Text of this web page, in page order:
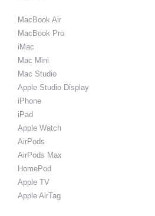
MacBook Air
MacBook Pro
iMac
Mac Mini
Mac Studio
Apple Studio Display
iPhone
iPad
Apple Watch
AirPods
AirPods Max
HomePod
Apple TV
Apple AirTag